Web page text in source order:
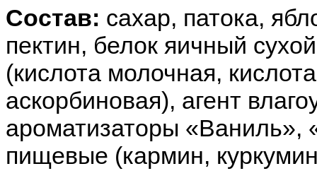
Состав: сахар, патока,
пектин, белок яичный
(кислота молочная,
аскорбиновая), агент
ароматизаторы «Ваниль»,
пищевые (кармин,